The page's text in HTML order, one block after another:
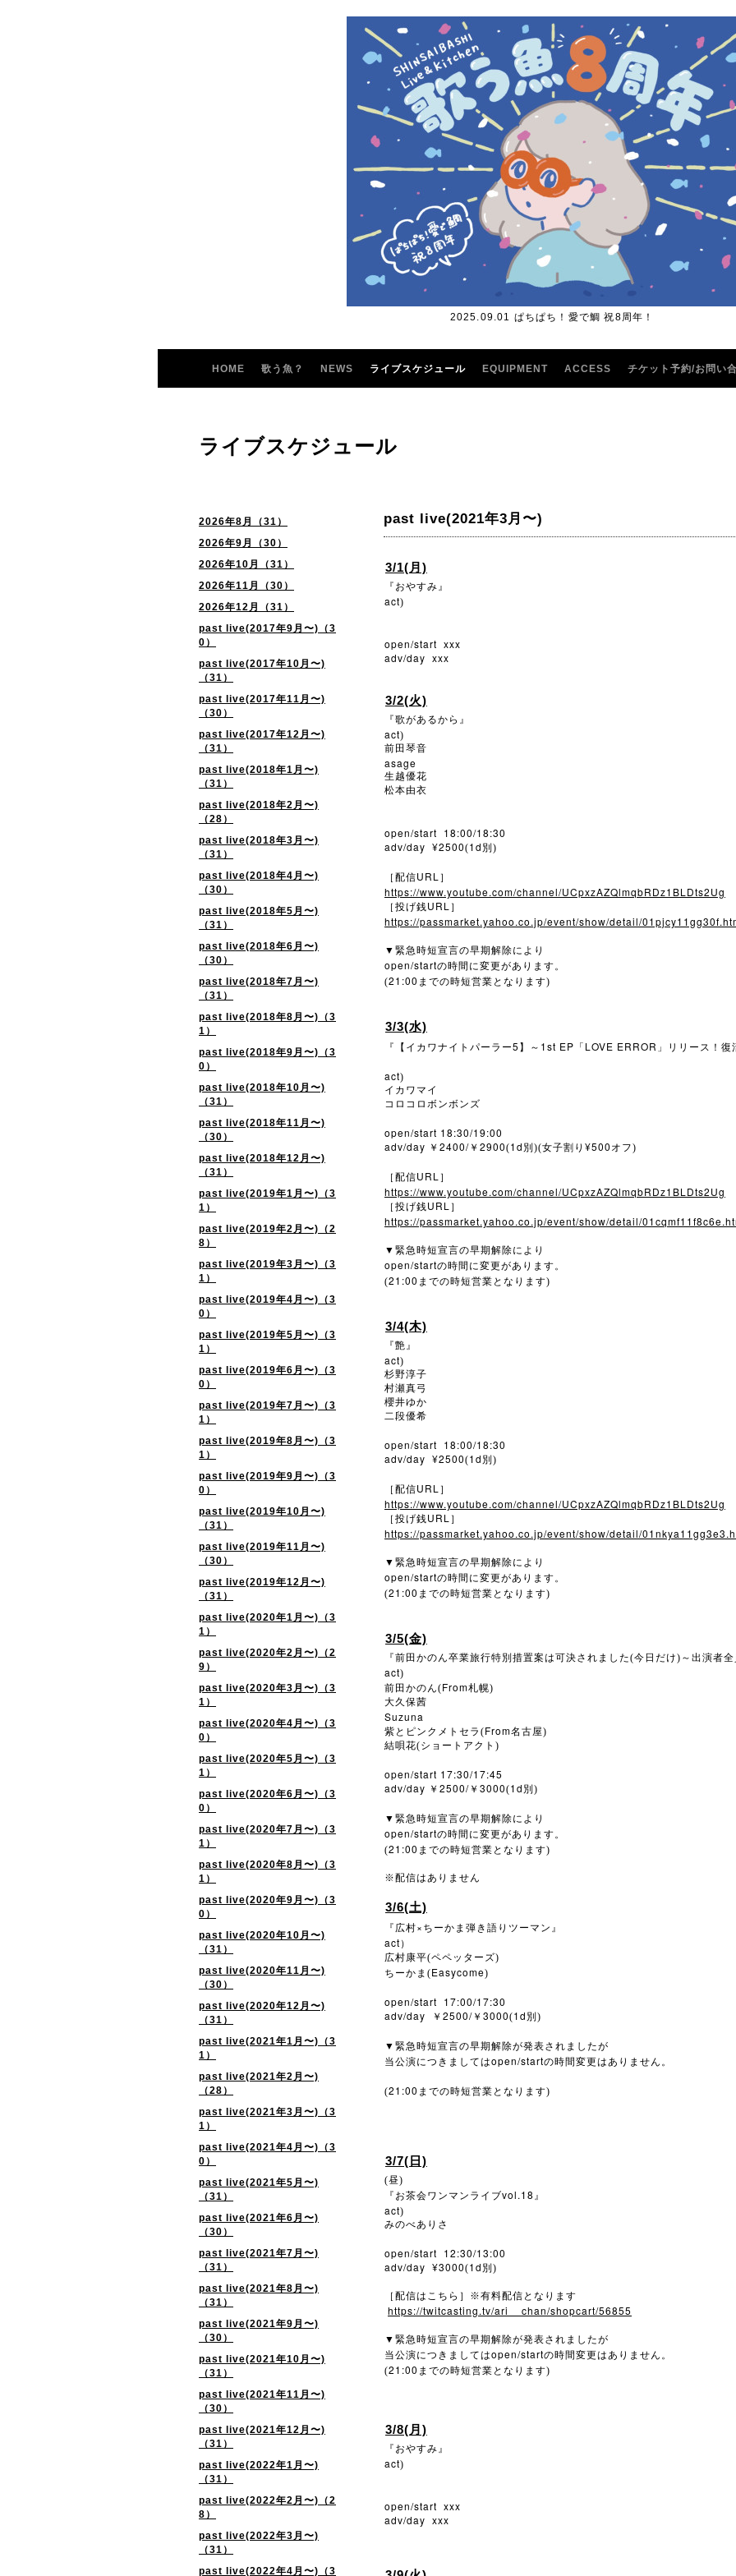
2025.09.01 ぱちぱち！愛で鯛 祝8周年！
HOME 歌う魚？ NEWS ライブスケジュール EQUIPMENT ACCESS チケット予約/お問い
2026年8月（31）
2026年9月（30）
2026年10月（31）
2026年11月（30）
2026年12月（31）
past live(2017年9月〜)（3
0）
past live(2017年10月〜)
（31）
past live(2017年11月〜)
（30）
past live(2017年12月〜)
（31）
past live(2018年1月〜)
（31）
past live(2018年2月〜)
（28）
past live(2018年3月〜)
（31）
past live(2018年4月〜)
（30）
past live(2018年5月〜)
（31）
past live(2018年6月〜)
（30）
past live(2018年7月〜)
（31）
past live(2018年8月〜)（3
1）
past live(2018年9月〜)（3
0）
past live(2018年10月〜)
（31）
past live(2018年11月〜)
（30）
past live(2018年12月〜)
（31）
past live(2019年1月〜)（3
1）
past live(2019年2月〜)（2
8）
past live(2019年3月〜)（3
1）
past live(2019年4月〜)（3
0）
past live(2019年5月〜)（3
1）
past live(2019年6月〜)（3
0）
past live(2019年7月〜)（3
1）
past live(2019年8月〜)（3
1）
past live(2019年9月〜)（3
0）
past live(2019年10月〜)
（31）
past live(2019年11月〜)
（30）
past live(2019年12月〜)
（31）
past live(2020年1月〜)（3
1）
past live(2020年2月〜)（2
9）
past live(2020年3月〜)（3
1）
past live(2020年4月〜)（3
0）
past live(2020年5月〜)（3
1）
past live(2020年6月〜)（3
0）
past live(2020年7月〜)（3
1）
past live(2020年8月〜)（3
1）
past live(2020年9月〜)（3
0）
past live(2020年10月〜)
（31）
past live(2020年11月〜)
（30）
past live(2020年12月〜)
（31）
past live(2021年1月〜)（3
1）
past live(2021年2月〜)
（28）
past live(2021年3月〜)（3
1）
past live(2021年4月〜)（3
0）
past live(2021年5月〜)
（31）
past live(2021年6月〜)
（30）
past live(2021年7月〜)
（31）
past live(2021年8月〜)
（31）
past live(2021年9月〜)
（30）
past live(2021年10月〜)
（31）
past live(2021年11月〜)
（30）
past live(2021年12月〜)
（31）
past live(2022年1月〜)
（31）
past live(2022年2月〜)（2
8）
past live(2022年3月〜)
（31）
past live(2022年4月〜)（3
ライブスケジュール
past live(2021年3月〜)
3/1(月)
『おやすみ』
act)
open/start xxx
adv/day xxx
3/2(火)
『歌があるから』
act)
前田琴音
asage
生越優花
松本由衣
open/start 18:00/18:30
adv/day ¥2500(1d 別)
［配信URL ］
https://www.youtube.com/channel/UCpxzAZQlmqbRDz1BLDts2Ug
［投げ銭URL ］
https://passmarket.yahoo.co.jp/event/show/detail/
▼ 緊急時短宣言の早期解除により
open/startの時間に変更があります。
(21:00 までの時短営業となります)
3/3(水)
『【イカワナイトパーラー5 】～ 1st EP 「 LOVE ERROR 」リリース！復
act)
イカワマイ
コロコロボンボンズ
open/start 18:30/19:00
adv/day ￥ 2400/ ￥ 2900(1d 別)(女子割り ¥500 オフ)
［配信URL ］
https://www.youtube.com/channel/UCpxzAZQlmqbRDz1BLDts2Ug
［投げ銭URL ］
https://passmarket.yahoo.co.jp/event/show/detail/
▼ 緊急時短宣言の早期解除により
open/startの時間に変更があります。
(21:00 までの時短営業となります)
3/4(木)
『艶』
act)
杉野淳子
村瀬真弓
櫻井ゆか
二段優希
open/start 18:00/18:30
adv/day ¥2500(1d 別)
［配信URL ］
https://www.youtube.com/channel/UCpxzAZQlmqbRDz1BLDts2Ug
［投げ銭URL ］
https://passmarket.yahoo.co.jp/event/show/detail/
▼ 緊急時短宣言の早期解除により
open/startの時間に変更があります。
(21:00 までの時短営業となります)
3/5(金)
『前田かのん卒業旅行特別措置案は可決されました(今日だけ)～出演者
act)
前田かのん(From札幌)
大久保茜
Suzuna
紫とピンクメトセラ(From名古屋)
結唄花(ショートアクト)
open/start 17:30/17:45
adv/day ￥ 2500/ ￥ 3000(1d 別)
▼ 緊急時短宣言の早期解除により
open/startの時間に変更があります。
(21:00 までの時短営業となります)
※配信はありません
3/6(土)
『広村× ちーかま弾き語りツーマン』
act ）
広村康平(ペペッターズ)
ちーかま(Easycome)
open/start 17:00/17:30
adv/day
￥ 2500/ ￥ 3000(1d 別)
▼ 緊急時短宣言の早期解除が発表されましたが
当公演につきましてはopen/startの時間変更はありません。
(21:00 までの時短営業となります)
3/7(日)
(昼)
『お茶会ワンマンライブvol.18 』
act)
みのべありさ
open/start 12:30/13:00
adv/day ¥3000(1d 別)
［配信はこちら］※有料配信となります
https://twitcasting.tv/ari__chan/shopcart/56855
▼ 緊急時短宣言の早期解除が発表されましたが
当公演につきましてはopen/startの時間変更はありません。
(21:00 までの時短営業となります)
3/8(月)
『おやすみ』
act)
open/start xxx
adv/day xxx